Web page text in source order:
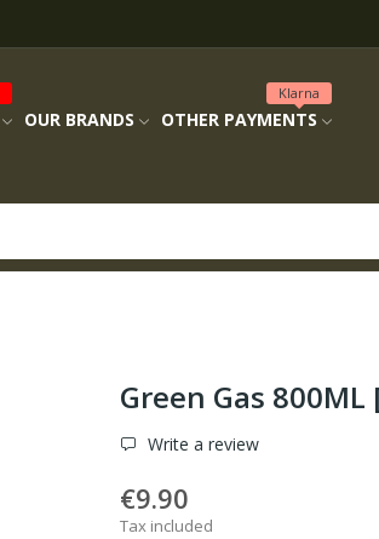
OUR BRANDS OTHER PAYMENTS
Klarna
Green Gas
Write a review
€9.90
Tax included